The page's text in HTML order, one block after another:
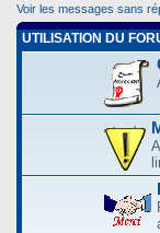
Voir les messages sans
UTILISATION DU